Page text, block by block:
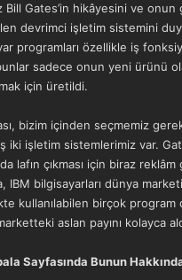
Bill Gates’in hikâyesini ve onun
devrimci işletim sistemini
programları özellikle iş
sadece onun yeni ürünü
için üretildi.
bizim içinden seçmemiz
iki işletim sistemlerimiz var.
lafın çıkması için biraz
IBM bilgisayarları dünya
kullanılabilen birçok program
aslan payını kolayca
Sayfasında Bunun